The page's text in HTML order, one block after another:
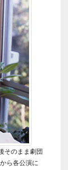
そのまま劇団
ら各公演に